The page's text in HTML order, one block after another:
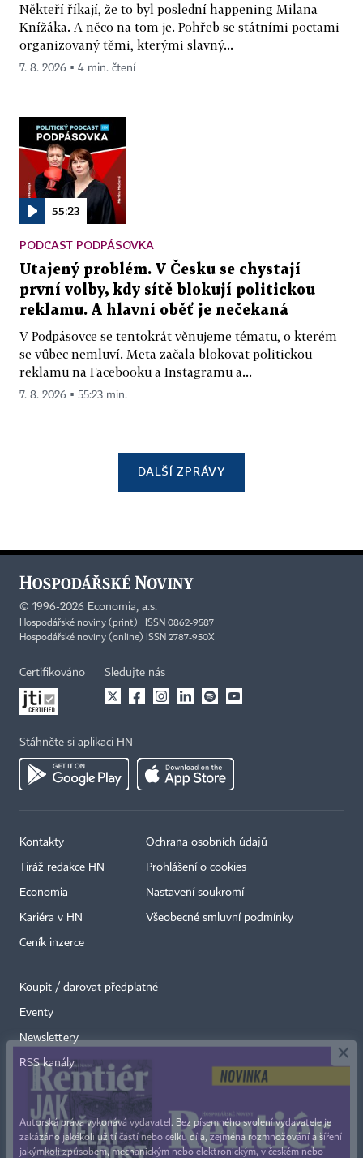
Někteří říkají, že to byl poslední happening Milana
Knížáka. A něco na tom je. Pohřeb se státními poctami
organizovaný těmi, kterými slavný...
7. 8. 2026 ▪ 4 min. čtení
55:23
PODCAST PODPÁSOVKA
Utajený problém. V Česku se chystají
první volby, kdy sítě blokují politickou
reklamu. A hlavní oběť je nečekaná
V Podpásovce se tentokrát věnujeme tématu, o kterém
se vůbec nemluví. Meta začala blokovat politickou
reklamu na Facebooku a Instagramu a...
7. 8. 2026 ▪ 55:23 min.
DALŠÍ ZPRÁVY
© 1996-2026 Economia, a.s.
Hospodářské noviny (print) ISSN 0862-9587
Hospodářské noviny (online) ISSN 2787-950X
Certifikováno Sledujte nás
Stáhněte si aplikaci HN
Kontakty
Tiráž redakce HN
Economia
Kariéra v HN
Ceník inzerce
Ochrana osobních údajů
Prohlášení o cookies
Nastavení soukromí
Všeobecné smluvní podmínky
Koupit / darovat předplatné
Eventy
Newslettery
RSS kanály
Autorská práva vykonává vydavatel. Bez písemného svolení vydavatele je
zakázáno jakékoli užití částí nebo celku díla, zejména rozmnožování a šíření
jakýmkoli způsobem, mechanickým nebo elektronickým, v českém nebo